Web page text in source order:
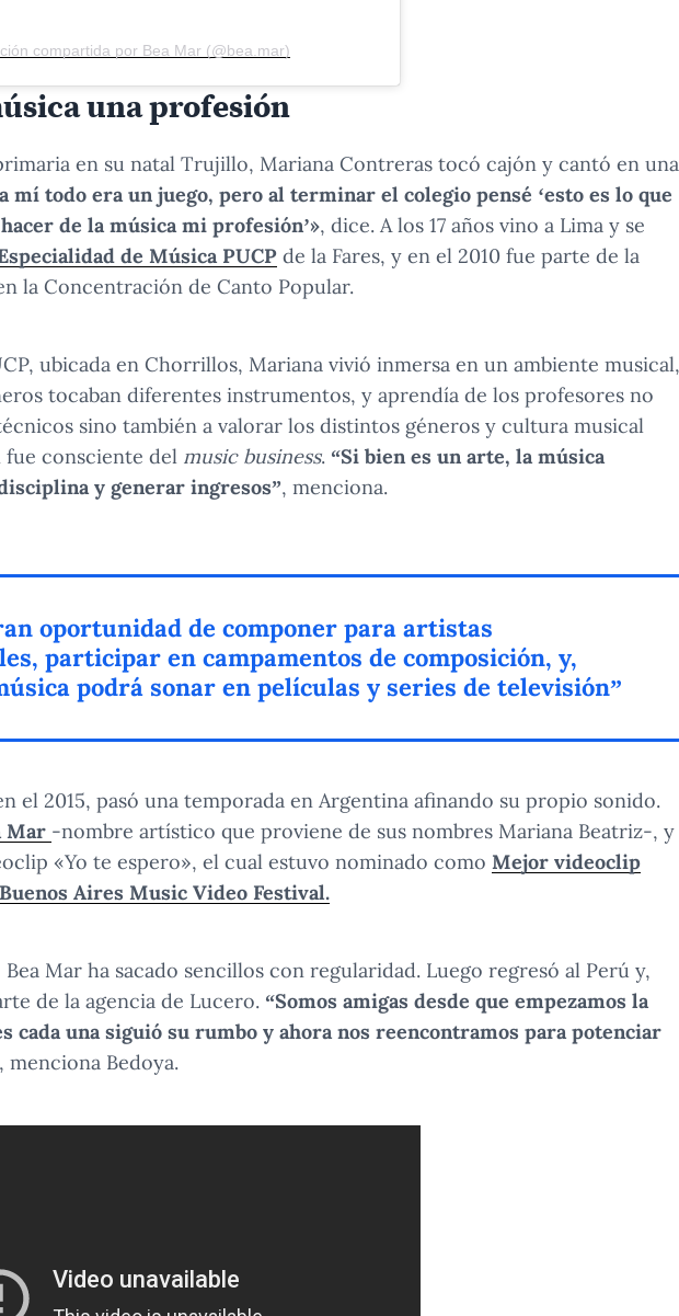
compartida por Bea Mar (@bea.mar)
una profesión
en su natal Trujillo, Mariana Contreras tocó cajón y cantó en una
mí todo era un juego, pero al terminar el colegio pensé ‘esto es lo que
de la música mi profesión’», dice. A los 17 años vino a Lima y se
de Música PUCP de la Fares, y en el 2010 fue parte de la
la Concentración de Canto Popular.
ubicada en Chorrillos, Mariana vivió inmersa en un ambiente musical,
tocaban diferentes instrumentos, y aprendía de los profesores no
sino también a valorar los distintos géneros y cultura musical
fue consciente del music business. “Si bien es un arte, la música
y generar ingresos”, menciona.
oportunidad de componer para artistas
participar en campamentos de composición, y,
podrá sonar en películas y series de televisión”
el 2015, pasó una temporada en Argentina afinando su propio sonido.
Mar -nombre artístico que proviene de sus nombres Mariana Beatriz-, y
«Yo te espero», el cual estuvo nominado como Mejor videoclip
Aires Music Video Festival.
Mar ha sacado sencillos con regularidad. Luego regresó al Perú y,
de la agencia de Lucero. “Somos amigas desde que empezamos la
cada una siguió su rumbo y ahora nos reencontramos para potenciar
, menciona Bedoya.